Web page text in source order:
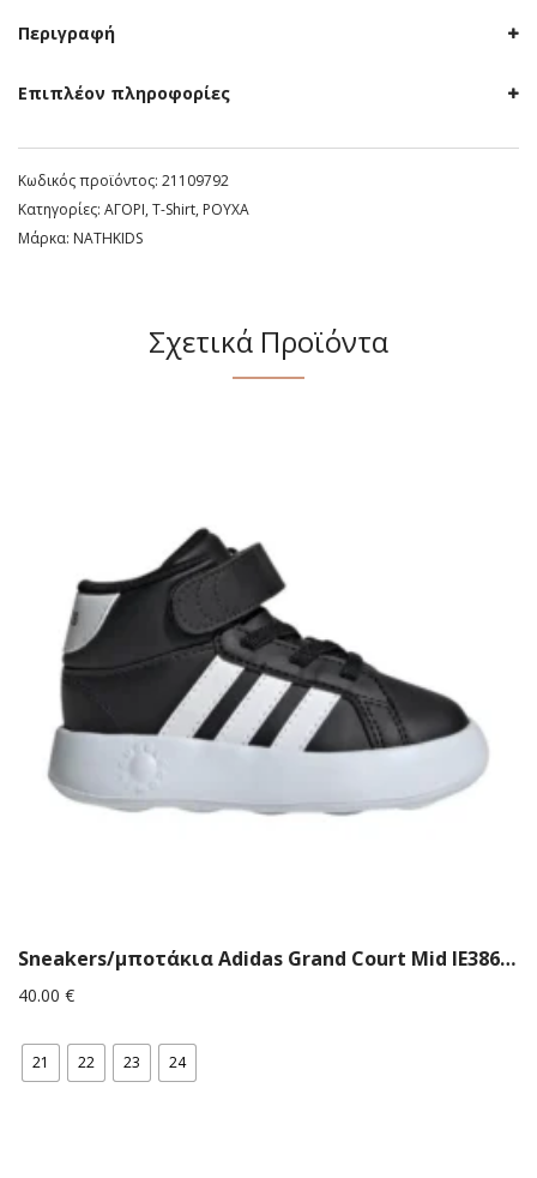
Περιγραφή
Επιπλέον πληροφορίες
Κωδικός προϊόντος: 21109792
Κατηγορίες: ΑΓΟΡΙ, T-Shirt, ΡΟΥΧΑ
Μάρκα: NATHKIDS
Σχετικά Προϊόντα
Sneakers/μποτάκια Αdidas Grand Court Mid IE3867 Μαύρα
40.00 €
21 22 23 24